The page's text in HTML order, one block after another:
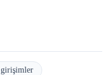
girişimler